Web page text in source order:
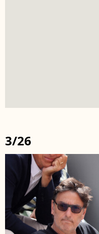
3/26